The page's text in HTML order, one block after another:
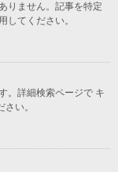
りません。記事を特定
してください。
。詳細検索ページで キ
い。